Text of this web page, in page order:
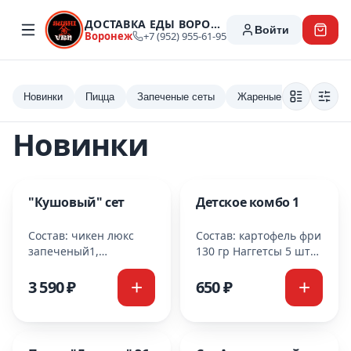
ДОСТАВКА ЕДЫ ВОРОНЕЖ
Воронеж +7 (952) 955-61-95 Войти
Доставка еды Воронеж
Новинки Пицца Запеченые сеты Жареные роллы
Новинки
"Кушовый" сет
Состав: чикен люкс
запеченый1,
Филадельфия спешл
запеченая1
Калифорния в кунжуте
3 590 ₽
Детское комбо 1
Состав: картофель фри
130 гр Наггетсы 5 шт
650 ₽